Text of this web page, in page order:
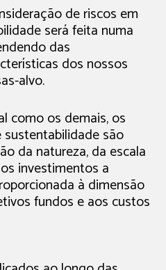
de riscos em
será feita numa
das
dos nossos
alvo.
como os demais, os
são
da natureza, da escala
investimentos a
à dimensão
fundos e aos custos